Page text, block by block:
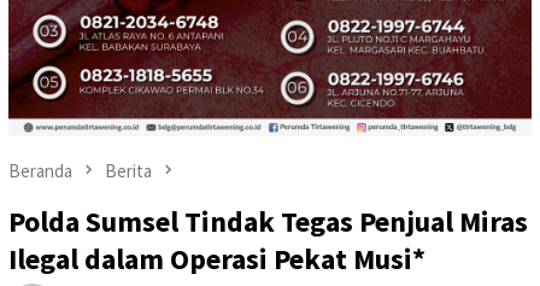
Beranda Berita
Polda Sumsel Tindak Tegas Penjual Miras
Ilegal dalam Operasi Pekat Musi*